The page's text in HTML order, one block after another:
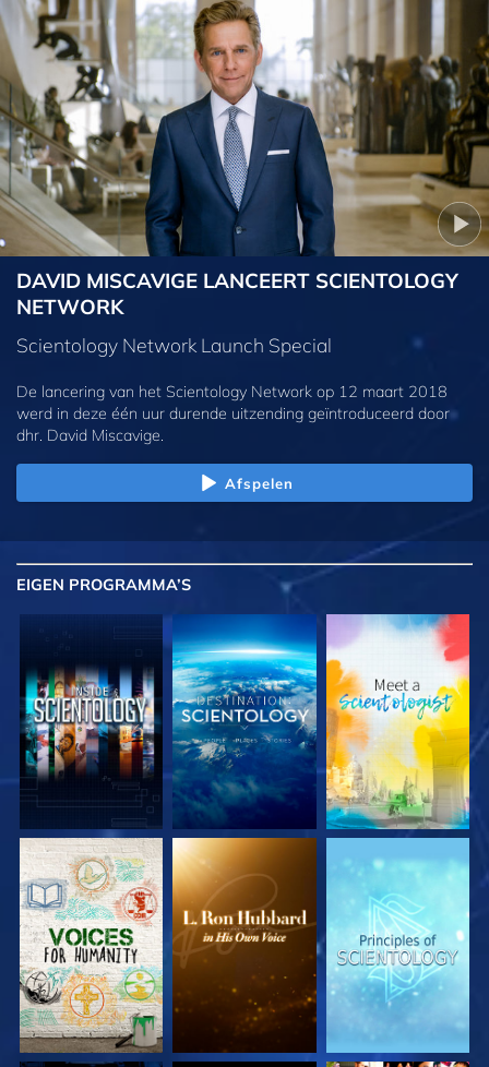
DAVID MISCAVIGE LANCEERT SCIENTOLOGY
NETWORK
Scientology Network Launch Special
De lancering van het Scientology Network op 12 maart 2018
werd in deze één uur durende uitzending geïntroduceerd door
dhr. David Miscavige.
Afspelen
EIGEN PROGRAMMA’S
VERKEN DE SERIE VERKEN DE SERIE VERKEN DE SERIE